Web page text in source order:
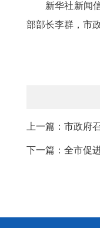
新华社新闻
部部长李群，市
上一篇：市政府
下一篇：全市促